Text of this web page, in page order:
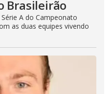
Brasileirão
A do Campeonato
as duas equipes vivendo